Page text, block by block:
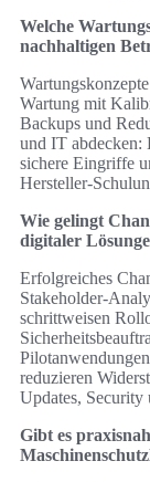
Welche
nachhaltigen
Wartung mit
Backups und
und IT abdecken:
sichere Eingriffe
Wie gelingt
digitaler
Erfolgreiches
schrittweisen
reduzieren
Updates, Security
Gibt es